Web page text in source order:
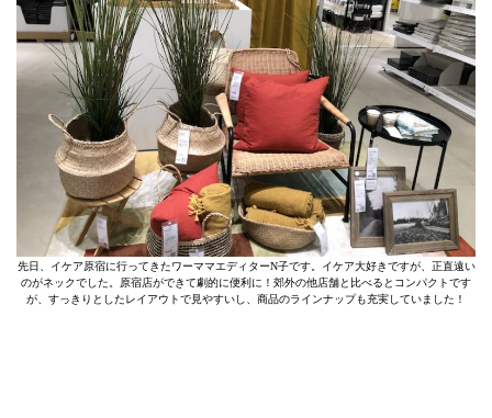
先日、イケア原宿に行ってきたワーママエディターN子です。イケア大好きですが、正直遠い
のがネックでした。原宿店ができて劇的に便利に！郊外の他店舗と比べるとコンパクトです
が、すっきりとしたレイアウトで見やすいし、商品のラインナップも充実していました！